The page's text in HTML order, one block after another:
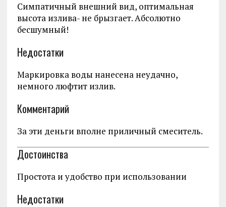
Симпатичный внешний вид, оптимальная
высота излива- не брызгает. Абсолютно
бесшумный!
Недостатки
Маркировка воды нанесена неудачно,
немного люфтит излив.
Комментарий
За эти деньги вполне приличный смеситель.
Достоинства
Простота и удобство при использовании
Недостатки